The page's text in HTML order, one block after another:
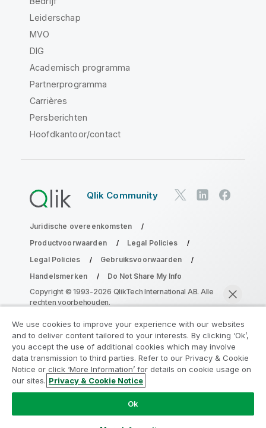
Leiderschap
MVO
DIG
Academisch programma
Partnerprogramma
Carrières
Persberichten
Hoofdkantoor/contact
Qlik Community
Juridische overeenkomsten
Productvoorwaarden
Legal Policies
Legal Policies
Gebruiksvoorwaarden
Handelsmerken
Do Not Share My Info
Copyright © 1993-2026 QlikTech International AB. Alle
rechten voorbehouden.
Neem deel aan het Analytics
Modernization Program
Moderniseer zonder uw waardevolle QlikView-apps op
ampquestions@qlik.com
We use cookies to improve your experience with our websites
and to deliver content tailored to your interests. By clicking ‘Ok’,
you accept the use of additional cookies which may involve
data transmission to third parties. Refer to our Privacy & Cookie
Notice or click ‘More Information’ for details on cookie usage on
our sites. Privacy & Cookie Notice
Ok